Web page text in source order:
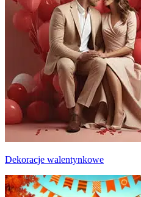
Dekoracje walentynkowe